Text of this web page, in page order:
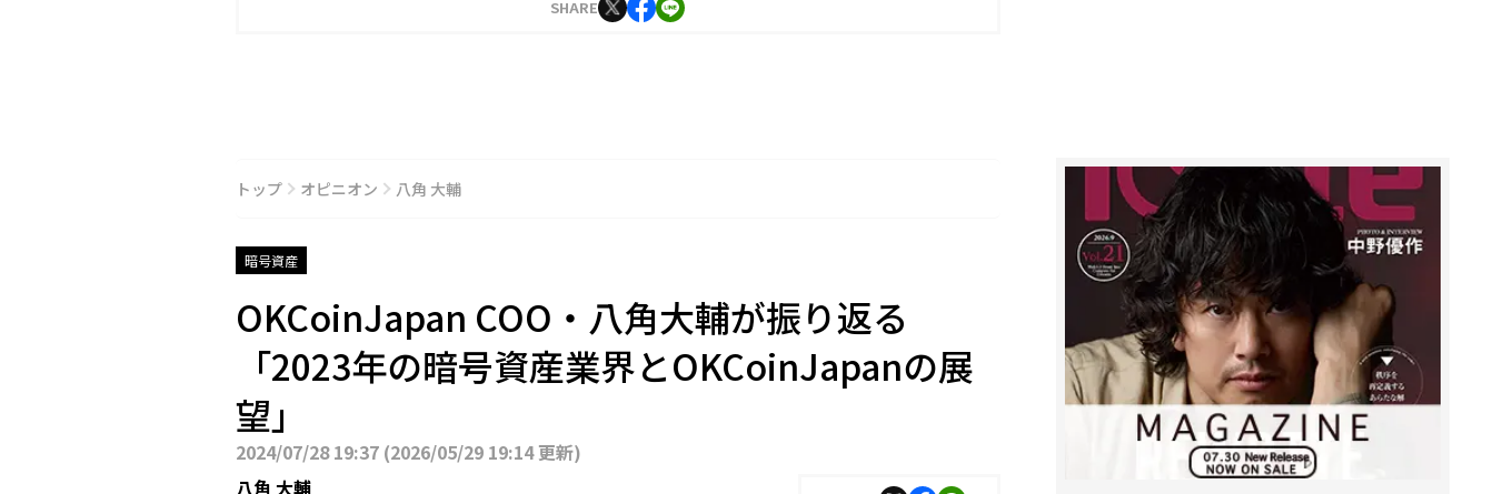
SHARE
トップ オピニオン 八角 大輔
暗号資産
OKCoinJapan COO・八角大輔が振り返る
「2023年の暗号資産業界とOKCoinJapanの展
望」
2024/07/28 19:37(2026/05/29 19:14 更新)
八角 大輔